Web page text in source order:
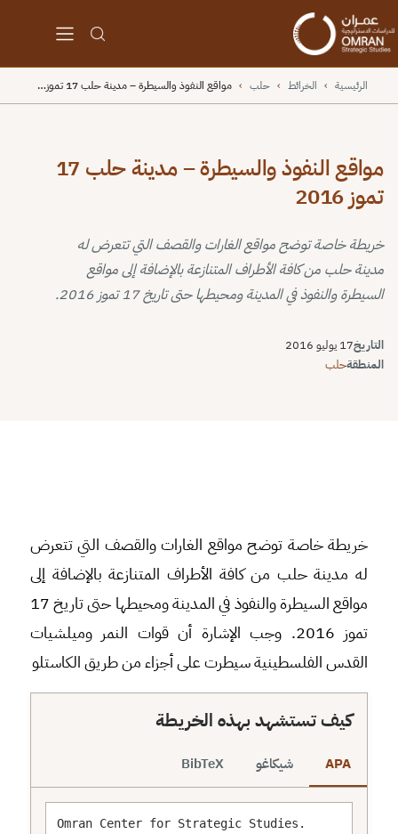
الرئيسية › الخرائط › حلب › مواقع النفوذ والسيطرة – مدينة حلب 17 تموز…
مواقع النفوذ والسيطرة – مدينة حلب 17
تموز 2016
خريطة خاصة توضح مواقع الغارات والقصف التي تتعرض له
مدينة حلب من كافة الأطراف المتنازعة بالإضافة إلى مواقع
السيطرة والنفوذ في المدينة ومحيطها حتى تاريخ 17 تموز 2016.
التاريخ17 يوليو 2016
المنطقةحلب
خريطة خاصة توضح مواقع الغارات والقصف التي تتعرض
له مدينة حلب من كافة الأطراف المتنازعة بالإضافة إلى
مواقع السيطرة والنفوذ في المدينة ومحيطها حتى تاريخ 17
تموز 2016. وجب الإشارة أن قوات النمر وميلشيات
القدس الفلسطينية سيطرت على أجزاء من طريق الكاستلو
كيف تستشهد بهذه الخريطة
APA شيكاغو BibTeX
Omran Center for Strategic Studies.